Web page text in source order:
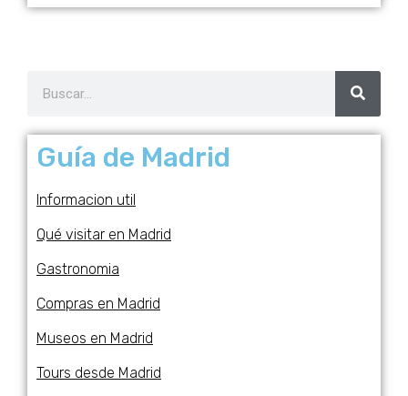
Guía de Madrid
Informacion util
Qué visitar en Madrid
Gastronomia
Compras en Madrid
Museos en Madrid
Tours desde Madrid